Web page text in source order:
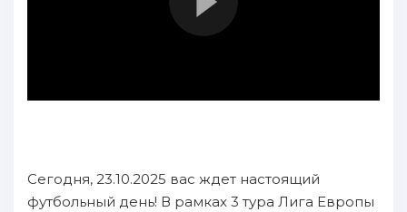
Сегодня, 23.10.2025 вас ждет настоящий
футбольный день! В рамках 3 тура Лига Европы